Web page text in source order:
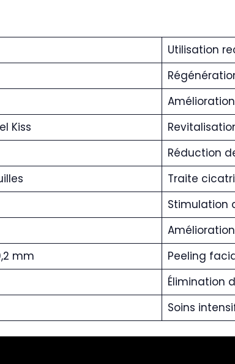
Utilisation
Kiss
Réduction
Traite
Stimulation
mm
Peeling
Élimination
Soins